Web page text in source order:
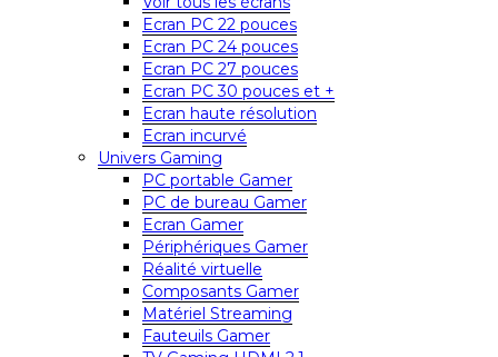
Ecran PC 22 pouces
Ecran PC 24 pouces
Ecran PC 27 pouces
Ecran PC 30 pouces et +
Ecran haute résolution
Ecran incurvé
Univers Gaming
PC portable Gamer
PC de bureau Gamer
Ecran Gamer
Périphériques Gamer
Réalité virtuelle
Composants Gamer
Matériel Streaming
Fauteuils Gamer